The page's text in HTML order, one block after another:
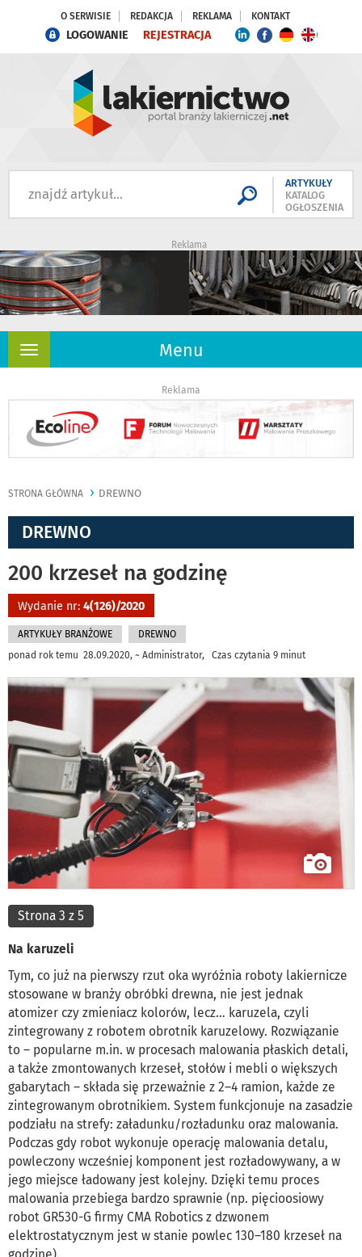
O SERWISIE REDAKCJA REKLAMA KONTAKT
LOGOWANIE REJESTRACJA
ARTYKUŁY
KATALOG
OGŁOSZENIA
Reklama
Menu
Rozwiń
Reklama
STRONA GŁÓWNA DREWNO
DREWNO
200 krzeseł na godzinę
Wydanie nr: 4(126)/2020
ARTYKUŁY BRANŻOWE
DREWNO
ponad rok temu 28.09.2020, ~ Administrator, Czas czytania 9 minut
Strona 3 z 5
Na karuzeli
Tym, co już na pierwszy rzut oka wyróżnia roboty lakiernicze
stosowane w branży obróbki drewna, nie jest jednak
atomizer czy zmieniacz kolorów, lecz… karuzela, czyli
zintegrowany z robotem obrotnik karuzelowy. Rozwiązanie
to – popularne m.in. w procesach malowania płaskich detali,
a także zmontowanych krzeseł, stołów i mebli o większych
gabarytach – składa się przeważnie z 2–4 ramion, każde ze
zintegrowanym obrotnikiem. System funkcjonuje na zasadzie
podziału na strefy: załadunku/rozładunku oraz malowania.
Podczas gdy robot wykonuje operację malowania detalu,
powleczony wcześniej komponent jest rozładowywany, a w
jego miejsce ładowany jest kolejny. Dzięki temu proces
malowania przebiega bardzo sprawnie (np. pięcioosiowy
robot GR530-G firmy CMA Robotics z dzwonem
elektrostatycznym jest w stanie powlec 130–180 krzeseł na